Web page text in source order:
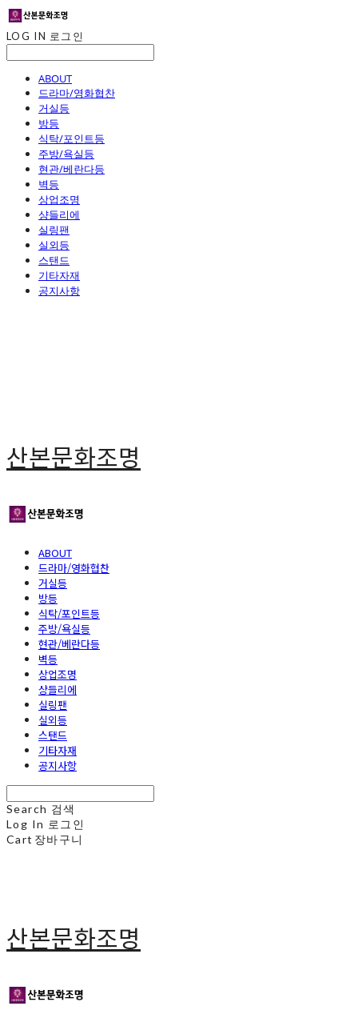
LOG IN 로그인
ABOUT
드라마/영화협찬
거실등
방등
식탁/포인트등
주방/욕실등
현관/베란다등
벽등
상업조명
샹들리에
실링팬
실외등
스탠드
기타자재
공지사항
산본문화조명
ABOUT
드라마/영화협찬
거실등
방등
식탁/포인트등
주방/욕실등
현관/베란다등
벽등
상업조명
샹들리에
실링팬
실외등
스탠드
기타자재
공지사항
Search 검색
Log In 로그인
Cart 장바구니
산본문화조명